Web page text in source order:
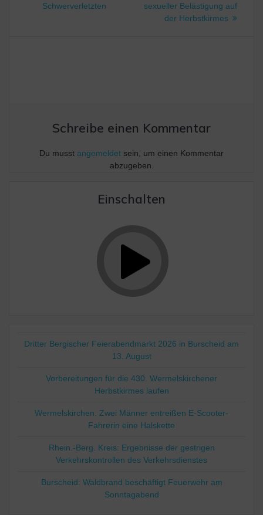
Schwerverletzten
sexueller Belästigung auf
der Herbstkirmes
Schreibe einen Kommentar
Du musst angemeldet sein, um einen Kommentar
abzugeben.
Einschalten
Dritter Bergischer Feierabendmarkt 2026 in Burscheid am
13. August
Vorbereitungen für die 430. Wermelskirchener
Herbstkirmes laufen
Wermelskirchen: Zwei Männer entreißen E-Scooter-
Fahrerin eine Halskette
Rhein.-Berg. Kreis: Ergebnisse der gestrigen
Verkehrskontrollen des Verkehrsdienstes
Burscheid: Waldbrand beschäftigt Feuerwehr am
Sonntagabend